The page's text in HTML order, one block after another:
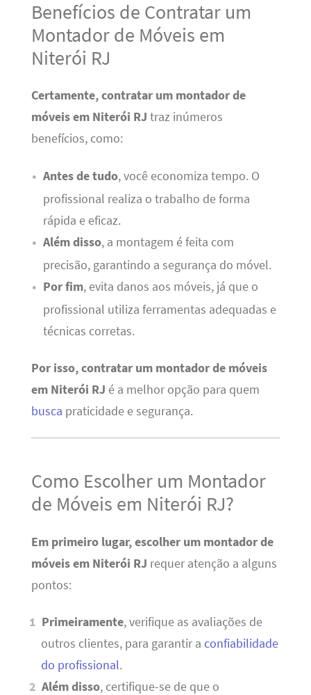
Benefícios de Contratar um
Montador de Móveis em
Niterói RJ
Certamente, contratar um montador de
móveis em Niterói RJ traz inúmeros
benefícios, como:
Antes de tudo, você economiza tempo. O
profissional realiza o trabalho de forma
rápida e eficaz.
Além disso, a montagem é feita com
precisão, garantindo a segurança do móvel.
Por fim, evita danos aos móveis, já que o
profissional utiliza ferramentas adequadas e
técnicas corretas.
Por isso, contratar um montador de móveis
em Niterói RJ é a melhor opção para quem
busca praticidade e segurança.
Como Escolher um Montador
de Móveis em Niterói RJ?
Em primeiro lugar, escolher um montador de
móveis em Niterói RJ requer atenção a alguns
pontos:
Primeiramente, verifique as avaliações de
outros clientes, para garantir a confiabilidade
do profissional.
Além disso, certifique-se de que o